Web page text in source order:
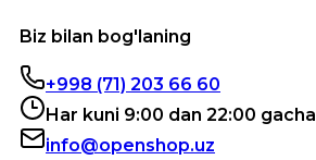
Biz bilan bog'laning
+998 (71) 203 66 60
Har kuni 9:00 dan 22:00 gacha
info@openshop.uz